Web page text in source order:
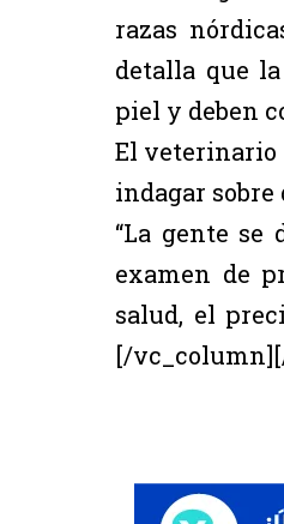
razas
detalla que
piel y deben
El veterinario
indagar
“La gente
examen de
salud, el
[/